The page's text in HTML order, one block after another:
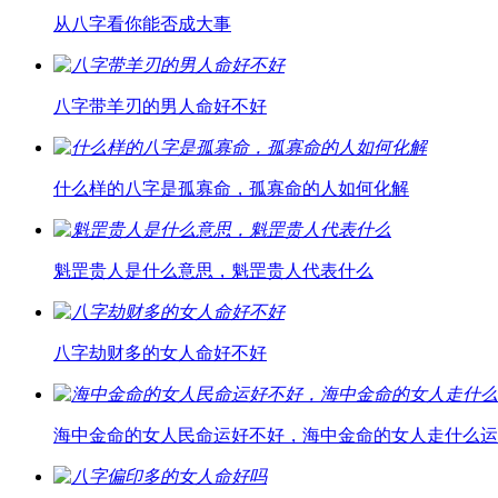
从八字看你能否成大事
八字带羊刃的男人命好不好
什么样的八字是孤寡命，孤寡命的人如何化解
魁罡贵人是什么意思，魁罡贵人代表什么
八字劫财多的女人命好不好
海中金命的女人民命运好不好，海中金命的女人走什么